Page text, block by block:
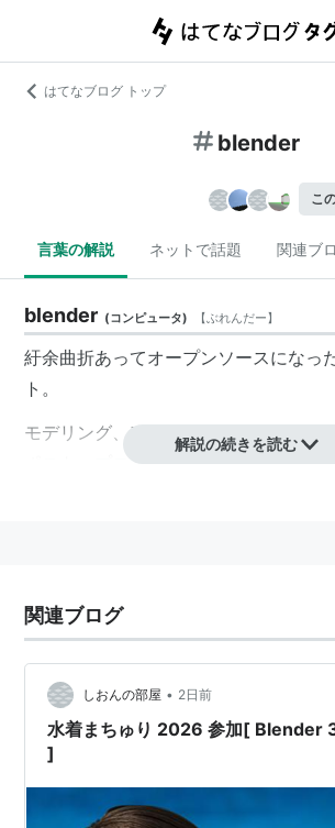
はてなブログ トップ
blender
こ
言葉の解説 ネットで話題 関連ブ
blender (コンピュータ) 【ぶれんだー】
紆余曲折あってオープンソースになっ
ト。
モデリング、アニメーション、レンダ
ポスト・プロダクション、ゲーム制作
解説の続きを読む
関連ブログ
しおんの部屋 • 2日前
水着まちゅり 2026 参加[ Blender
]